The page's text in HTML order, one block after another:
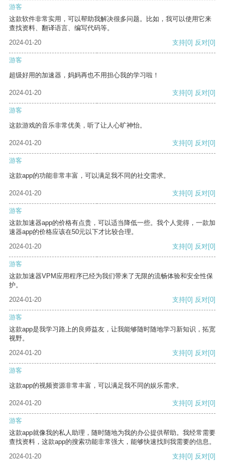
游客
这款软件非常实用，可以帮助我解决很多问题。比如，我可以使用它来
查找资料、翻译语言、编写代码等。
2024-01-20
支持[0] 反对[0]
游客
超级好用的加速器，妈妈再也不用担心我的学习啦！
2024-01-20 支持[0] 反对[0]
游客
这款游戏的音乐非常优美，听了让人心旷神怡。
2024-01-20 支持[0] 反对[0]
游客
这款app的功能非常丰富，可以满足我不同的社交需求。
2024-01-20 支持[0] 反对[0]
游客
这款加速器app的价格有点贵，可以适当降低一些。我个人觉得，一款加
速器app的价格应该在50元以下才比较合理。
2024-01-20
支持[0] 反对[0]
游客
这款加速器VPM应用程序已经为我们带来了无限的流畅体验和安全性保
护。
2024-01-20
支持[0] 反对[0]
游客
这款app是我学习路上的良师益友，让我能够随时随地学习新知识，拓宽
视野。
2024-01-20
支持[0] 反对[0]
游客
这款app的视频资源非常丰富，可以满足我不同的娱乐需求。
2024-01-20 支持[0] 反对[0]
游客
这款app就像我的私人助理，随时随地为我的办公提供帮助。我经常需要
查找资料，这款app的搜索功能非常强大，能够快速找到我需要的信息。
2024-01-20
支持[0] 反对[0]